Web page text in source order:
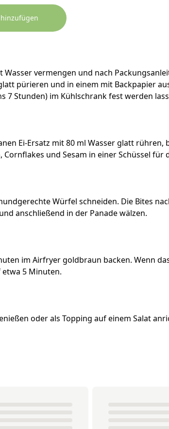
Wasser vermengen und nach
pürieren und in einem mit Backpapier
7 Stunden) im Kühlschrank fest werden
Ei-Ersatz mit 80 ml Wasser glatt rühren,
Cornflakes und Sesam in einer Schüssel für
Würfel schneiden. Die Bites
anschließend in der Panade wälzen.
im Airfryer goldbraun backen. Wenn
5 Minuten.
oder als Topping auf einem Salat